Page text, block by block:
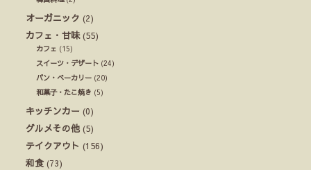
オーガニック (2)
カフェ・甘味(55)
カフェ (15)
スイーツ・デザート (24)
パン・ベーカリー (20)
和菓子・たこ焼き (5)
キッチンカー (0)
グルメその他 (5)
テイクアウト (156)
和食 (73)